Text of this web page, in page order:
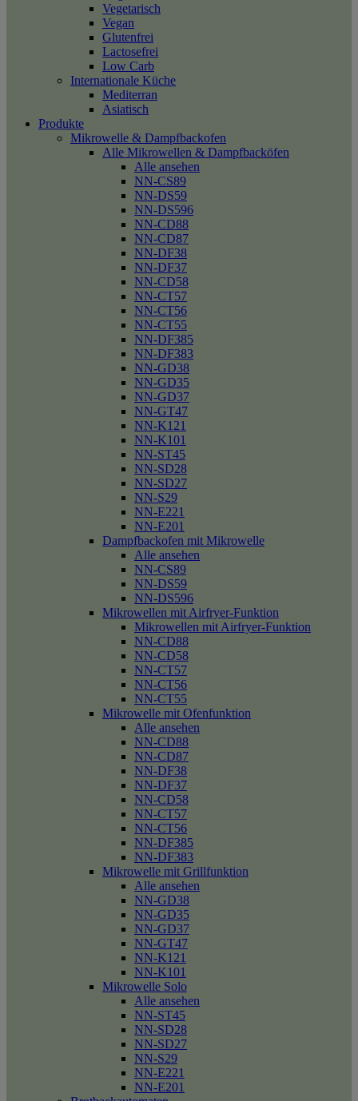
Vegetarisch
Vegan
Glutenfrei
Lactosefrei
Low Carb
Internationale Küche
Mediterran
Asiatisch
Produkte
Mikrowelle & Dampfbackofen
Alle Mikrowellen & Dampfbacköfen
Alle ansehen
NN-CS89
NN-DS59
NN-DS596
NN-CD88
NN-CD87
NN-DF38
NN-DF37
NN-CD58
NN-CT57
NN-CT56
NN-CT55
NN-DF385
NN-DF383
NN-GD38
NN-GD35
NN-GD37
NN-GT47
NN-K121
NN-K101
NN-ST45
NN-SD28
NN-SD27
NN-S29
NN-E221
NN-E201
Dampfbackofen mit Mikrowelle
Alle ansehen
NN-CS89
NN-DS59
NN-DS596
Mikrowellen mit Airfryer-Funktion
Mikrowellen mit Airfryer-Funktion
NN-CD88
NN-CD58
NN-CT57
NN-CT56
NN-CT55
Mikrowelle mit Ofenfunktion
Alle ansehen
NN-CD88
NN-CD87
NN-DF38
NN-DF37
NN-CD58
NN-CT57
NN-CT56
NN-DF385
NN-DF383
Mikrowelle mit Grillfunktion
Alle ansehen
NN-GD38
NN-GD35
NN-GD37
NN-GT47
NN-K121
NN-K101
Mikrowelle Solo
Alle ansehen
NN-ST45
NN-SD28
NN-SD27
NN-S29
NN-E221
NN-E201